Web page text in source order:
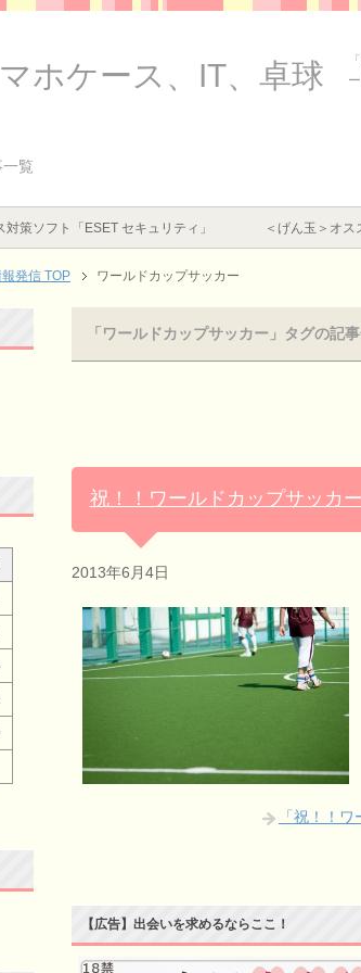
ホケース、IT、卓球
一覧
対策ソフト「ESET セキュリティ」 ＜げん玉＞オス
発信 TOP ワールドカップサッカー
「ワールドカップサッカー」タグの記
祝！！ワールドカップサッカ
2013年6月4日
「祝！！
【広告】出会いを求めるならここ！